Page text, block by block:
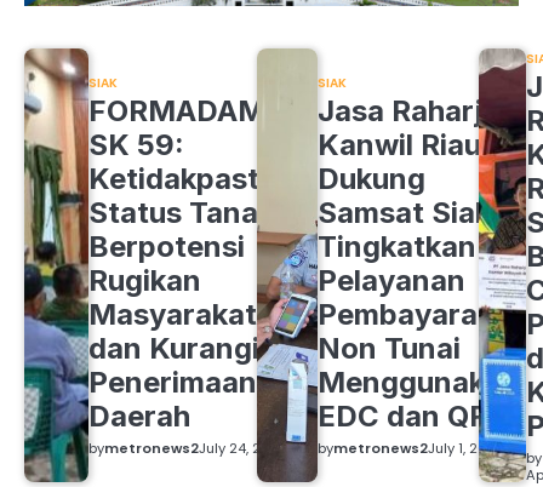
SIAK
FORMADAM
SK 59:
Ketidakpastian
Status Tanah
Berpotensi
Rugikan
Masyarakat
dan Kurangi
Penerimaan
Daerah
bymetronews2July 24, 2026
SIAK
Jasa Raharja
Kanwil Riau
Dukung
Samsat Siak
Tingkatkan
Pelayanan
Pembayaran
Non Tunai
Menggunakan
EDC dan QRIS
bymetronews2July 1, 2026 by